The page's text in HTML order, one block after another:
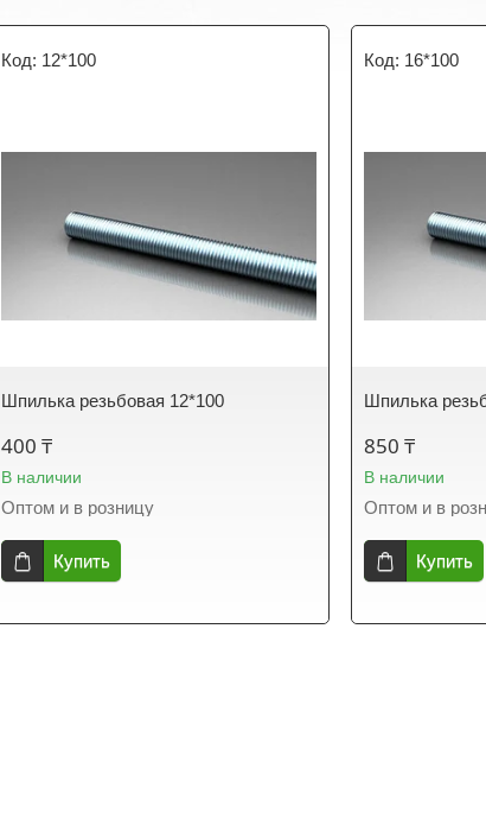
12*100
Шпилька резьбовая 12*100
400 ₸
В наличии
Оптом и в розницу
Купить
16*100
Шпилька
850 ₸
В наличии
Оптом и в
Купить